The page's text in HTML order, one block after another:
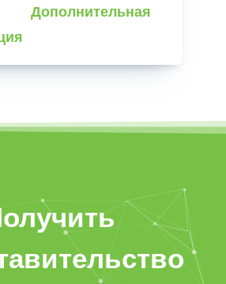
Дополнительная